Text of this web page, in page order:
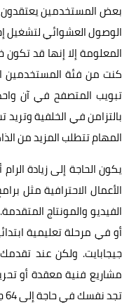
بعض المستخدمين
الوصول العشوائي لتشغيل
المعلومة إلا إنها قد
كنت من فئة المستخدمين
تبويب المتصفح في آن
بالتزامن في الخلفية
المهام تتطلب المزيد من
يكون الحاجة إلى زيادة
الأعمال الاحترافية مثل
الفيديو والمونتاج
جيجابايت. ولكن عند
تجد نفسك في حاجة إلى 64 جيجابايت.